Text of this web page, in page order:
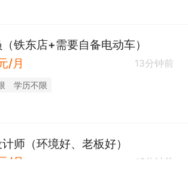
铁东店+需要自备电动车）
/月
13分钟前
学历不限
师（环境好、老板好）
/月
15分钟前